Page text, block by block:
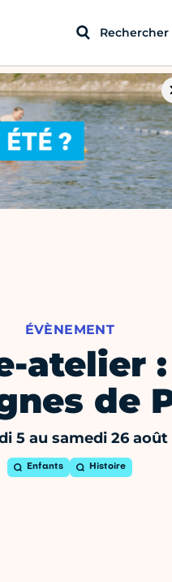
Rechercher
ÉVÈNEMENT
atelier
de
5 au samedi 26 août
Enfants Histoire